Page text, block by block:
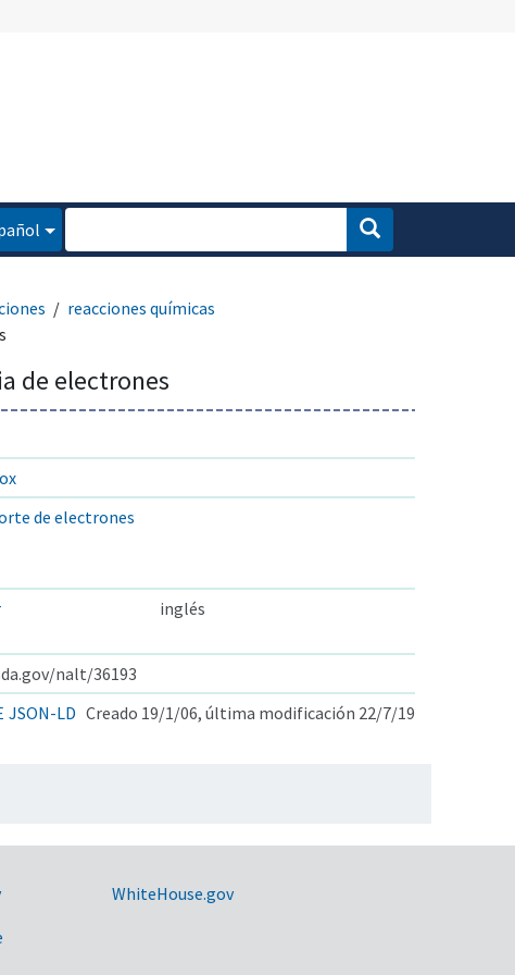
reacciones químicas
de electrones
de electrones
inglés
nalt/36193
JSON-LD Creado 19/1/06, última modificación 22/7/19
WhiteHouse.gov